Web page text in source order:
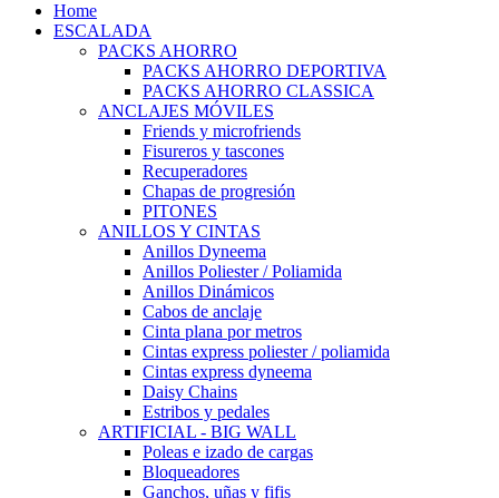
Home
ESCALADA
PACKS AHORRO
PACKS AHORRO DEPORTIVA
PACKS AHORRO CLASSICA
ANCLAJES MÓVILES
Friends y microfriends
Fisureros y tascones
Recuperadores
Chapas de progresión
PITONES
ANILLOS Y CINTAS
Anillos Dyneema
Anillos Poliester / Poliamida
Anillos Dinámicos
Cabos de anclaje
Cinta plana por metros
Cintas express poliester / poliamida
Cintas express dyneema
Daisy Chains
Estribos y pedales
ARTIFICIAL - BIG WALL
Poleas e izado de cargas
Bloqueadores
Ganchos, uñas y fifis